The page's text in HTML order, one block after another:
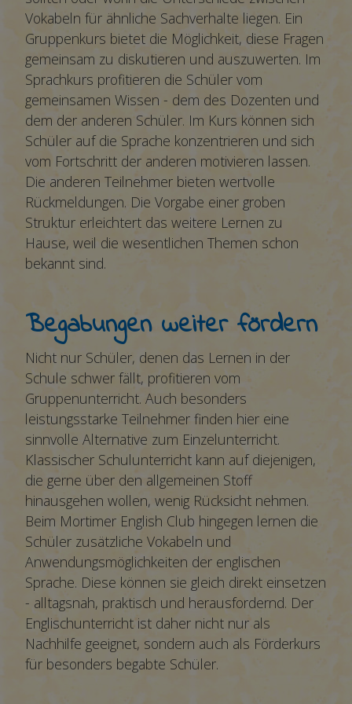
Vokabeln für ähnliche Sachverhalte liegen. Ein
Gruppenkurs bietet die Möglichkeit, diese Fragen
gemeinsam zu diskutieren und auszuwerten. Im
Sprachkurs profitieren die Schüler vom
gemeinsamen Wissen - dem des Dozenten und
dem der anderen Schüler. Im Kurs können sich
Schüler auf die Sprache konzentrieren und sich
vom Fortschritt der anderen motivieren lassen.
Die anderen Teilnehmer bieten wertvolle
Rückmeldungen. Die Vorgabe einer groben
Struktur erleichtert das weitere Lernen zu
Hause, weil die wesentlichen Themen schon
bekannt sind.
Begabungen weiter fördern
Nicht nur Schüler, denen das Lernen in der
Schule schwer fällt, profitieren vom
Gruppenunterricht. Auch besonders
leistungsstarke Teilnehmer finden hier eine
sinnvolle Alternative zum Einzelunterricht.
Klassischer Schulunterricht kann auf diejenigen,
die gerne über den allgemeinen Stoff
hinausgehen wollen, wenig Rücksicht nehmen.
Beim Mortimer English Club hingegen lernen die
Schüler zusätzliche Vokabeln und
Anwendungsmöglichkeiten der englischen
Sprache. Diese können sie gleich direkt einsetzen
- alltagsnah, praktisch und herausfordernd. Der
Englischunterricht ist daher nicht nur als
Nachhilfe geeignet, sondern auch als Förderkurs
für besonders begabte Schüler.